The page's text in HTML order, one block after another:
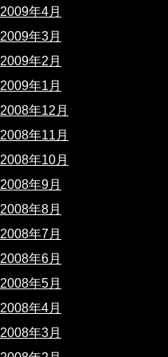
2009年4月
2009年3月
2009年2月
2009年1月
2008年12月
2008年11月
2008年10月
2008年9月
2008年8月
2008年7月
2008年6月
2008年5月
2008年4月
2008年3月